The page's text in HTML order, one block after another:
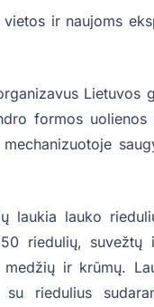
vietos ir naujoms
Lietuvos
formos
laukia lauko
riedulių,
medžių ir krūmų.
su riedulius